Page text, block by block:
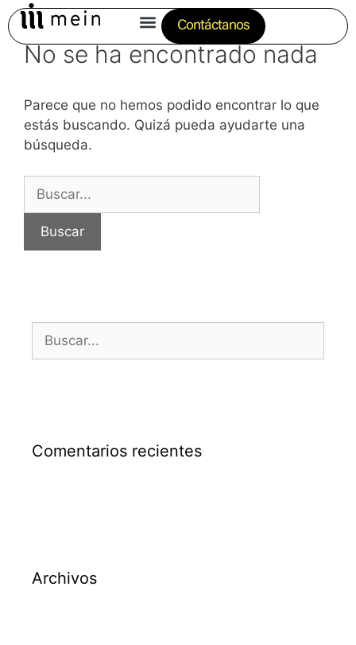
Servicios
Blog
Contáctanos
No se ha encontrado nada
Parece que no hemos podido encontrar lo que
estás buscando. Quizá pueda ayudarte una
búsqueda.
Comentarios recientes
Archivos